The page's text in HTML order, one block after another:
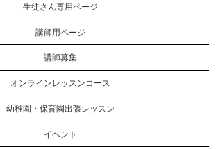
生徒さん専用ページ
講師用ページ
講師募集
オンラインレッスンコース
幼稚園・保育園出張レッスン
イベント